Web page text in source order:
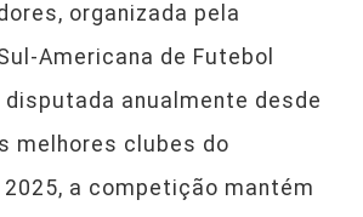
organizada pela
Americana de Futebol
disputada anualmente desde
melhores clubes do
a competição mantém